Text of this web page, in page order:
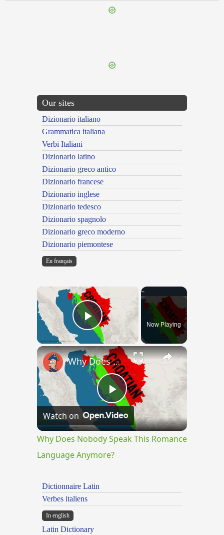
Our sites
Dizionario italiano
Grammatica italiana
Verbi Italiani
Dizionario latino
Dizionario greco antico
Dizionario francese
Dizionario inglese
Dizionario tedesco
Dizionario spagnolo
Dizionario greco moderno
Dizionario piemontese
En français
×
Play VideoNow Playing
×
Play
Video
Why Does Nobody Speak This Romance Language Anymore?
Watch on
Why Does Nobody Speak This Romance
Language Anymore?
Dictionnaire Latin
Verbes italiens
In english
Latin Dictionary